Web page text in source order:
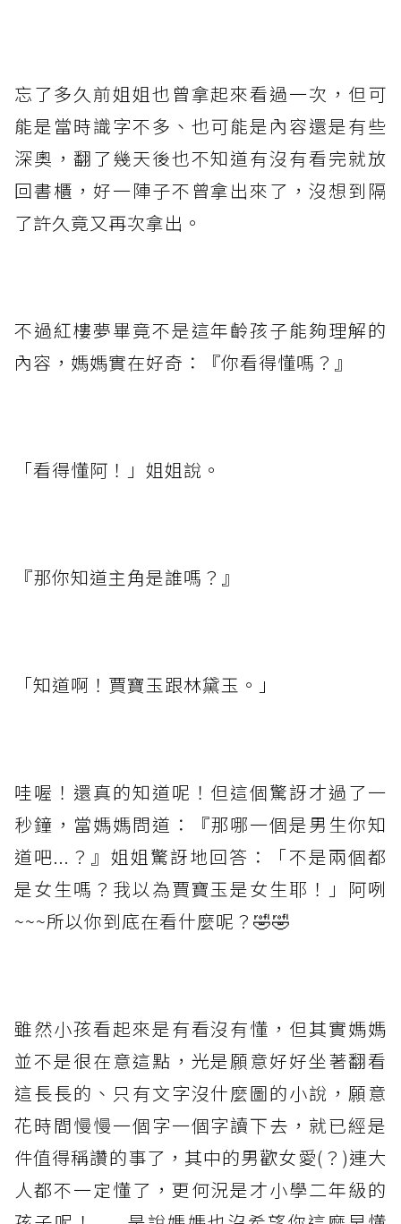
忘了多久前姐姐也曾拿起來看過一次，但可
能是當時識字不多、也可能是內容還是有些
深奧，翻了幾天後也不知道有沒有看完就放
回書櫃，好一陣子不曾拿出來了，沒想到隔
了許久竟又再次拿出。
不過紅樓夢畢竟不是這年齡孩子能夠理解的
內容，媽媽實在好奇：『你看得懂嗎？』
「看得懂阿！」姐姐說。
『那你知道主角是誰嗎？』
「知道啊！賈寶玉跟林黛玉。」
哇喔！還真的知道呢！但這個驚訝才過了一
秒鐘，當媽媽問道：『那哪一個是男生你知
道吧...？』姐姐驚訝地回答：「不是兩個都
是女生嗎？我以為賈寶玉是女生耶！」阿咧
~~~所以你到底在看什麼呢？🤣🤣
雖然小孩看起來是有看沒有懂，但其實媽媽
並不是很在意這點，光是願意好好坐著翻看
這長長的、只有文字沒什麼圖的小說，願意
花時間慢慢一個字一個字讀下去，就已經是
件值得稱讚的事了，其中的男歡女愛(？)連大
人都不一定懂了，更何況是才小學二年級的